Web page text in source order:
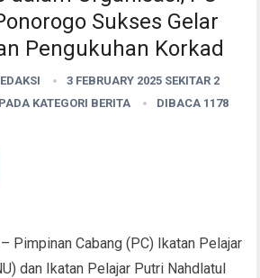
Sukses Gelar
Pengukuhan Korkad
3 FEBRUARY 2025 SEKITAR 2
PADA KATEGORI BERITA
DIBACA 1178
Pimpinan Cabang (PC) Ikatan Pelajar
dan Ikatan Pelajar Putri Nahdlatul